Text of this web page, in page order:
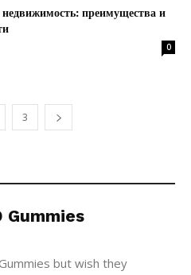
недвижимость: преимущества и
0
3
Gummies
but wish they